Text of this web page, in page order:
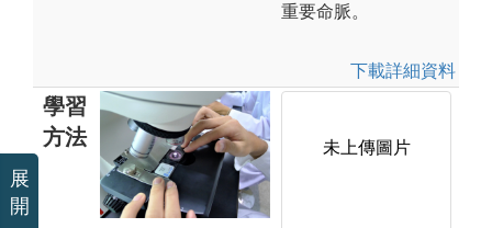
重要命脈。
下載詳細資料
學習
方法
未上傳圖片
未上傳圖片
展
開